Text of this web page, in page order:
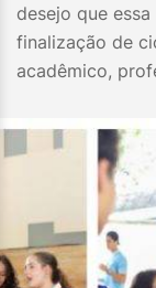
desejo que
finalização de
acadêmico,